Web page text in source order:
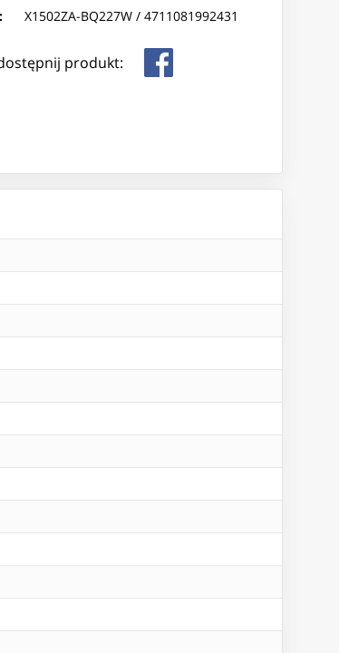
X1502ZA-BQ227W /4711081992431
produkt: